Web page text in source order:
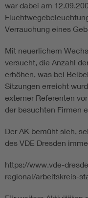
war dabei am
Verrauchung eines
Mit neuerlichem
versucht, die Anzahl
erhöhen, was bei
Sitzungen erreicht
externer Referenten
der besuchten Firmen
Der AK bemüht sich,
des VDE Dresden
https://www.vde-
regional/arbeitskreis-